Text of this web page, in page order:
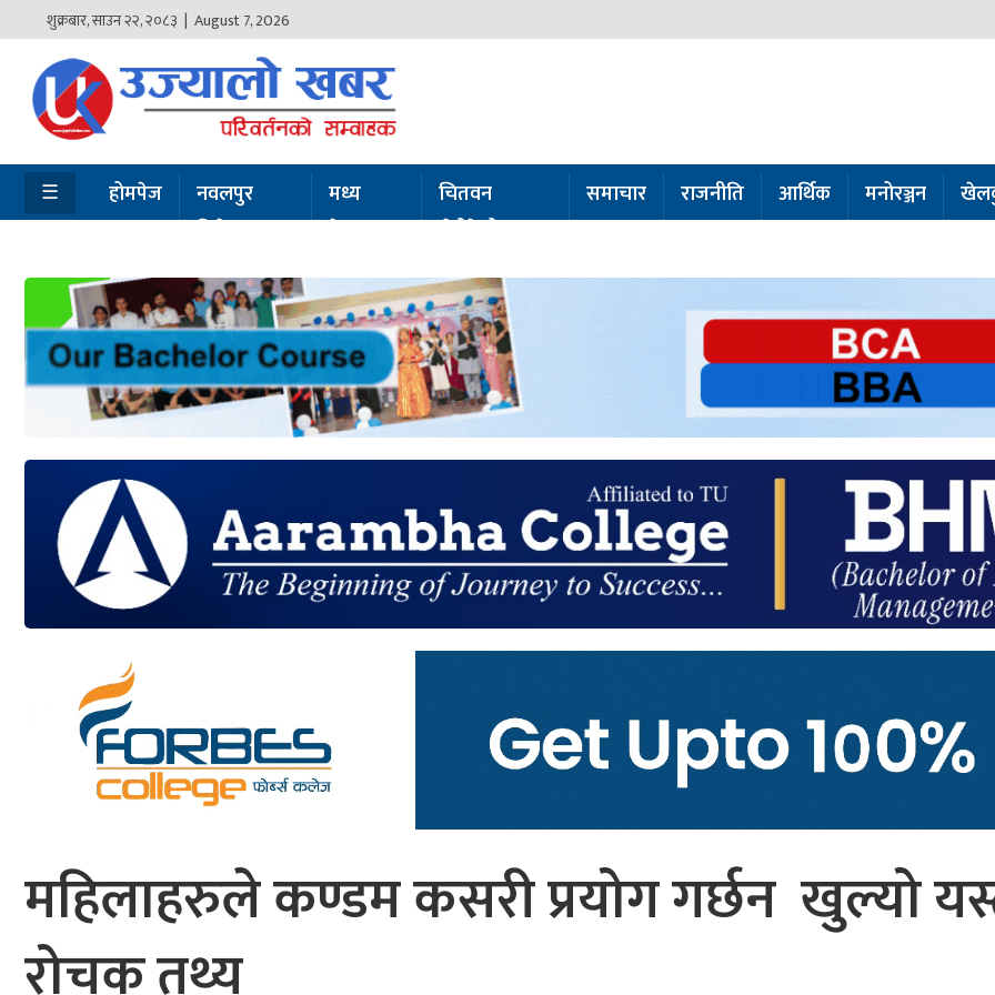
शुक्रबार,साउन२२,२०८३ | August 7, 2026
होमपेज
नवलपुर
विशेष
चितवन
सेरोफेरो
राजनीति
आर्थिक
मनोरञ्जन
युनिकोड
☰ होमपेज
नवलपुर
विशेष
मध्य
नेपाल
चितवन
सेरोफेरो
समाचार राजनीति आर्थिक मनोरञ्जन
महिलाहरुले कण्डम कसरी प्रयोग गर्छन खुल्यो